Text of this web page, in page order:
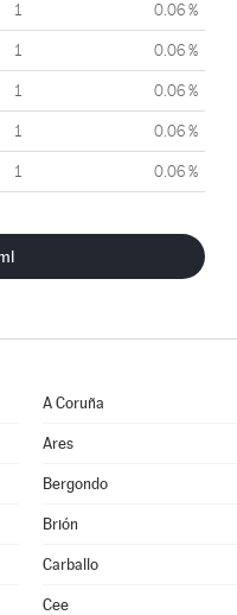
1 0.06 %
1 0.06 %
1 0.06 %
1 0.06 %
1 0.06 %
A Coruña
Ares
Bergondo
Brión
Carballo
Cee